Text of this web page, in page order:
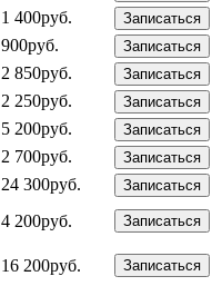
1 400руб. Записаться
900руб. Записаться
2 850руб. Записаться
2 250руб. Записаться
5 200руб. Записаться
2 700руб. Записаться
24 300руб. Записаться
4 200руб. Записаться
16 200руб. Записаться